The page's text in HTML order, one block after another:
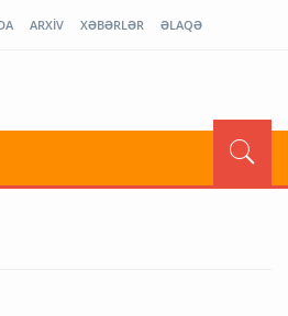
ARXİV XƏBƏRLƏR ƏLAQƏ